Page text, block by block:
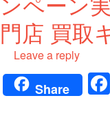
門店 買取
Leave a reply
Share